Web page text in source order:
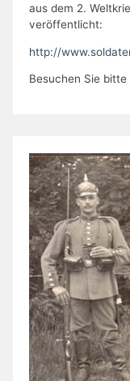
aus dem 2.
veröffentlicht:
http://
Besuchen Sie